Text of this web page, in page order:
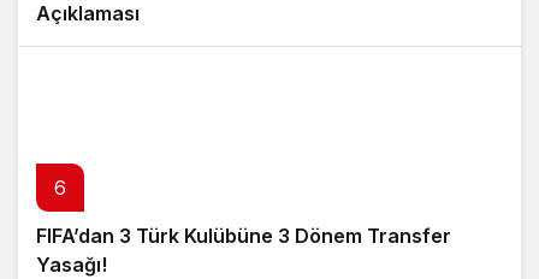
Açıklaması
6
FIFA’dan 3 Türk Kulübüne 3 Dönem Transfer
Yasağı!